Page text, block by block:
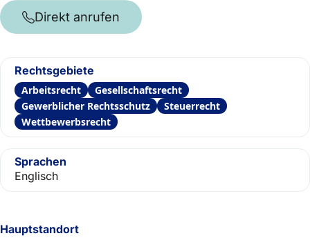
Hauptstandort
Direkt anrufen
Rechtsgebiete
Arbeitsrecht
Gesellschaftsrecht
Gewerblicher Rechtsschutz
Steuerrecht
Wettbewerbsrecht
Sprachen
Englisch